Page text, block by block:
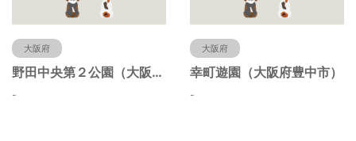
大阪府
野田中央第２公園（大阪府豊中市）
-
大阪府
幸町遊園（大阪府豊中市）
-